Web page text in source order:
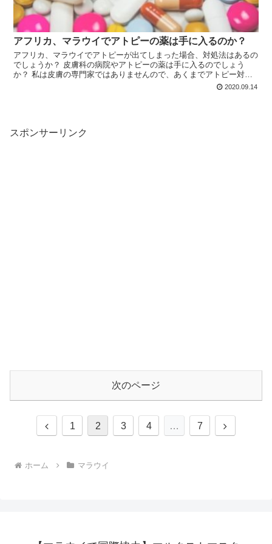
アフリカ、マラウイでアトピーの薬は手に入るのか？
アフリカ、マラウイでアトピーが出てしまった場合、対処法はあるの
でしょうか？ 皮膚科の病院やアトピーの薬は手に入るのでしょう
か？ 私は皮膚の専門家ではありませんので、あくまでアトピー対策
例として、慢性アトピーの私がマラウイで行っている事を紹介したい
2020.09.14
スポンサーリンク
次のページ
前
1 2 3 4 … 7
次
ホーム マラウイ